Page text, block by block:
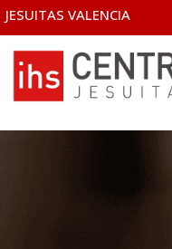
JESUITAS VALENCIA